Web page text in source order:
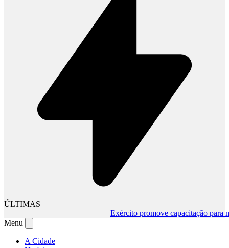
ÚLTIMAS
Exército promove capacitação para
Menu
A Cidade